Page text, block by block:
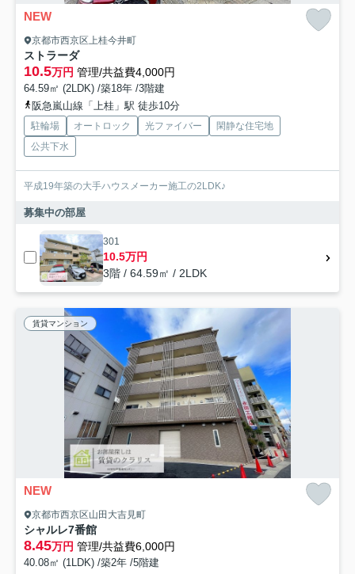
NEW
京都市西京区上桂今井町
ストラーダ
10.5万円 管理/共益費4,000円
64.59㎡ (2LDK) /築18年 /3階建
阪急嵐山線「上桂」駅 徒歩10分
駐輪場 オートロック 光ファイバー
閑静な住宅地
公共下水
平成19年築の大手ハウスメーカー施工の2LDK♪
募集中の部屋
301
10.5万円
3階 / 64.59㎡ / 2LDK
賃貸マンション
NEW
京都市西京区山田大吉見町
シャルレ7番館
8.45万円 管理/共益費6,000円
40.08㎡ (1LDK) /築2年 /5階建